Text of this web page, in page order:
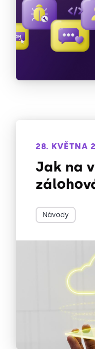
28. KVĚTNA
Jak na
Návody